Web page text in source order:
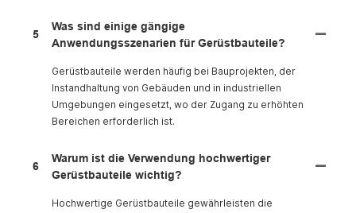
5
Was sind einige gängige
Anwendungsszenarien für Gerüstbauteile?
Gerüstbauteile werden häufig bei Bauprojekten, der
Instandhaltung von Gebäuden und in industriellen
Umgebungen eingesetzt, wo der Zugang zu erhöhten
Bereichen erforderlich ist.
6
Warum ist die Verwendung hochwertiger
Gerüstbauteile wichtig?
Hochwertige Gerüstbauteile gewährleisten die